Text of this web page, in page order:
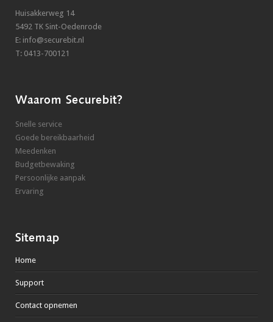
Huisakkerweg 14
5492 TK Sint-Oedenrode
E: info@securebit.nl
T: 0413-700121
Waarom Securebit?
Snelle service
Goede bereikbaarheid
Meedenken
Budgetbewaking
Persoonlijke aanpak
Ervaring
Sitemap
Home
Support
Contact opnemen